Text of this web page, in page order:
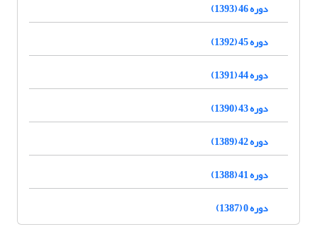
دوره 46 (1393)
دوره 45 (1392)
دوره 44 (1391)
دوره 43 (1390)
دوره 42 (1389)
دوره 41 (1388)
دوره 0 (1387)